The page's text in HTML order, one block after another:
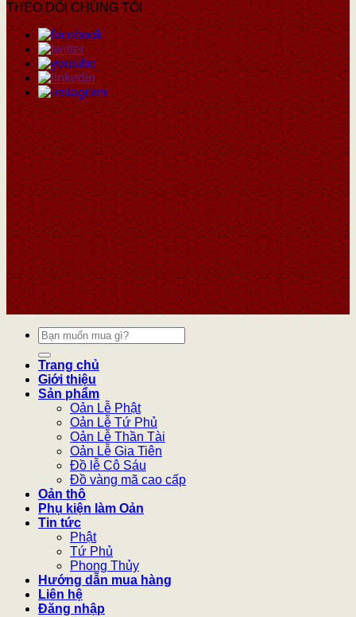
THEO DÕI CHÚNG TÔI
Tìm
kiếm:
Trang chủ
Giới thiệu
Sản phẩm
Oản Lễ Phật
Oản Lễ Tứ Phủ
Oản Lễ Thần Tài
Oản Lễ Gia Tiên
Đồ lễ Cô Sáu
Đồ vàng mã cao cấp
Oản thô
Phụ kiện làm Oản
Tin tức
Phật
Tứ Phủ
Phong Thủy
Hướng dẫn mua hàng
Liên hệ
Đăng nhập